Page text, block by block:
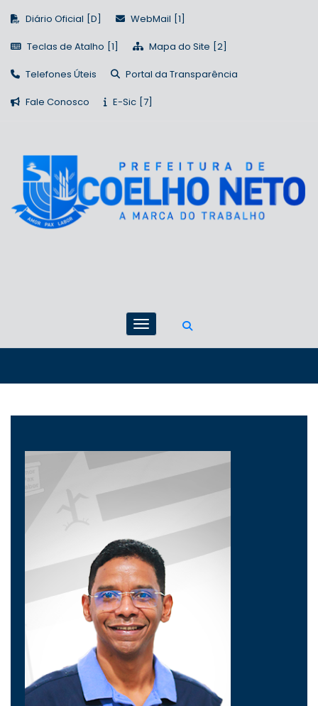
Diário Oficial WebMail
Teclas de Atalho Mapa do Site
Telefones Úteis Portal da Transparência
Fale Conosco E-Sic